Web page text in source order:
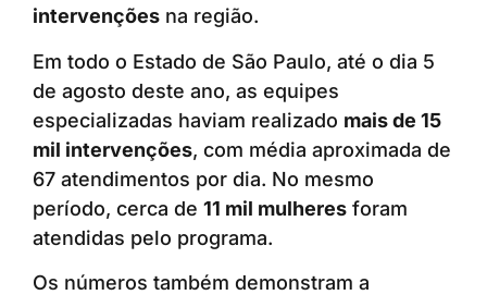
intervenções na região.
Em todo o Estado de São Paulo, até o dia 5
de agosto deste ano, as equipes
especializadas haviam realizado mais de 15
mil intervenções, com média aproximada de
67 atendimentos por dia. No mesmo
período, cerca de 11 mil mulheres foram
atendidas pelo programa.
Os números também demonstram a